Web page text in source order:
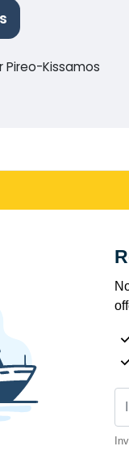
Pireo-Kissamos